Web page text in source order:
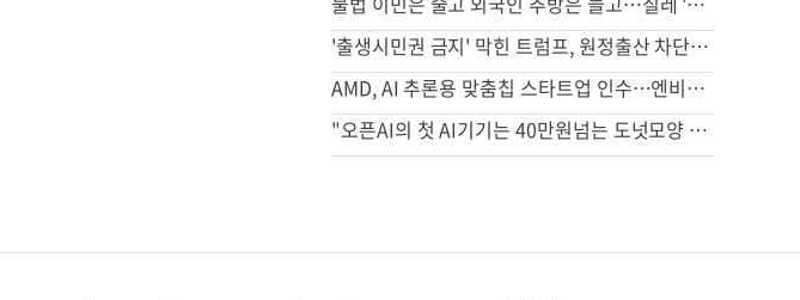
'출생시민권 금지' 막힌 트럼프, 원정출산 차단 행정명령 서명(종합)
AMD, AI 추론용 맞춤칩 스타트업 인수…엔비디아 추격 가속
"오픈AI의 첫 AI기기는 40만원넘는 도넛모양 스피커…내년 출시"